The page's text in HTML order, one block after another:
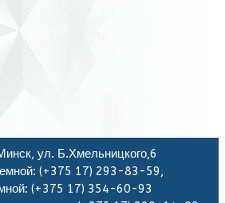
ул. Б.Хмельницкого,6
(+375 17) 293-83-59,
(+375 17) 354-60-93